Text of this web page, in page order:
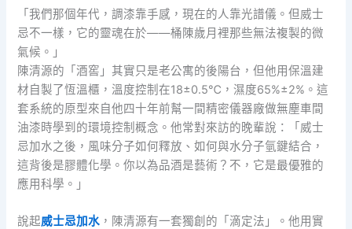
「我們那個年代，調漆靠手感，現在的人靠光譜儀。但威士
忌不一樣，它的靈魂在於——桶陳歲月裡那些無法複製的微
氣候。」
陳清源的「酒窖」其實只是老公寓的後陽台，但他用保溫建
材自製了恆溫櫃，溫度控制在18±0.5℃，濕度65%±2%。這
套系統的原型來自他四十年前幫一間精密儀器廠做無塵車間
油漆時學到的環境控制概念。他常對來訪的晚輩說：「威士
忌加水之後，風味分子如何釋放、如何與水分子氫鍵結合，
這背後是膠體化學。你以為品酒是藝術？不，它是最優雅的
應用科學。」
說起威士忌加水 ，陳清源有一套獨創的「滴定法」。他用實